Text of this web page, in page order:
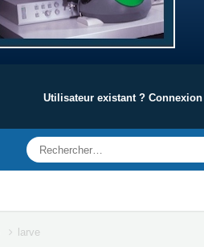
Utilisateur existant ? Connexion
larve